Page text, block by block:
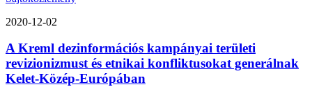
2020-12-02
A Kreml dezinformációs kampányai területi
revizionizmust és etnikai konfliktusokat generálnak
Kelet-Közép-Európában